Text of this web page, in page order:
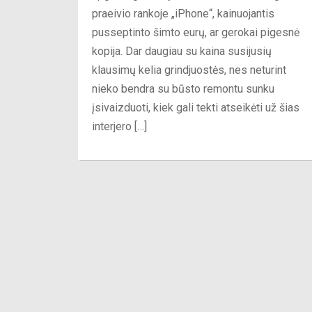
praeivio rankoje „iPhone“, kainuojantis
pusseptinto šimto eurų, ar gerokai pigesnė
kopija. Dar daugiau su kaina susijusių
klausimų kelia grindjuostės, nes neturint
nieko bendra su būsto remontu sunku
įsivaizduoti, kiek gali tekti atseikėti už šias
interjero […]